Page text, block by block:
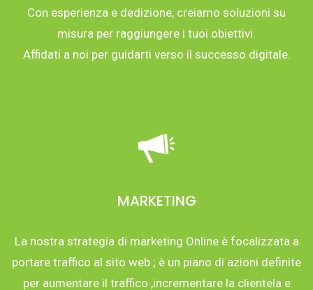
Con esperienza e dedizione, creiamo soluzioni su
misura per raggiungere i tuoi obiettivi.
Affidati a noi per guidarti verso il successo digitale.
MARKETING
La nostra strategia di marketing Online è focalizzata a
portare traffico al sito web ; è un piano di azioni definite
per aumentare il traffico ,incrementare la clientela e